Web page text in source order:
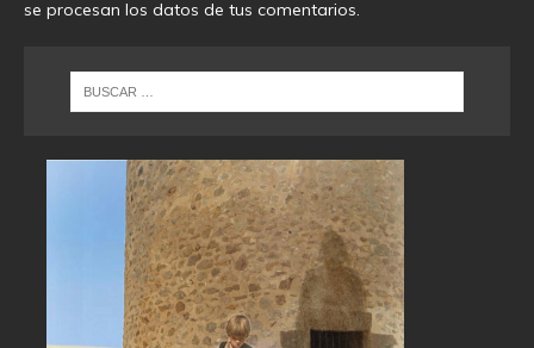
se procesan los datos de tus comentarios.